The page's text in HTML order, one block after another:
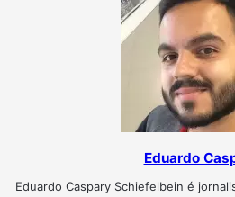
Eduardo
Eduardo Caspary Schiefelbein é